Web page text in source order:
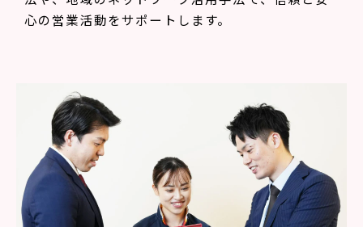
心の営業活動をサポートします。